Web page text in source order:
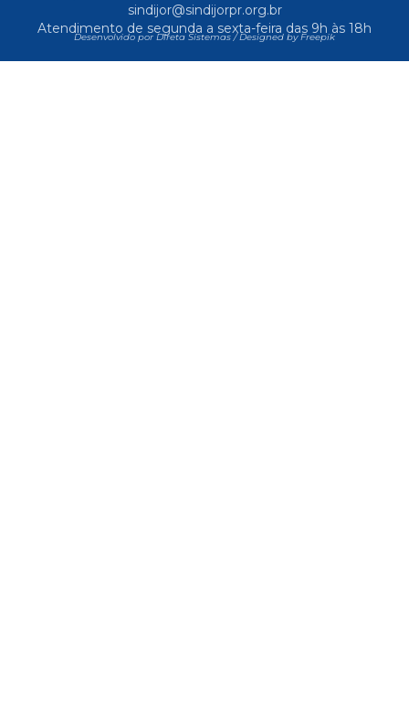
sindijor@sindijorpr.org.br
Atendimento de segunda a sexta-feira das 9h às 18h
Desenvolvido por Direta Sistemas /Designed by Freepik